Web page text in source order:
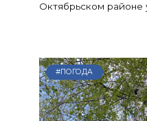
Октябрьском районе
#ПОГОДА